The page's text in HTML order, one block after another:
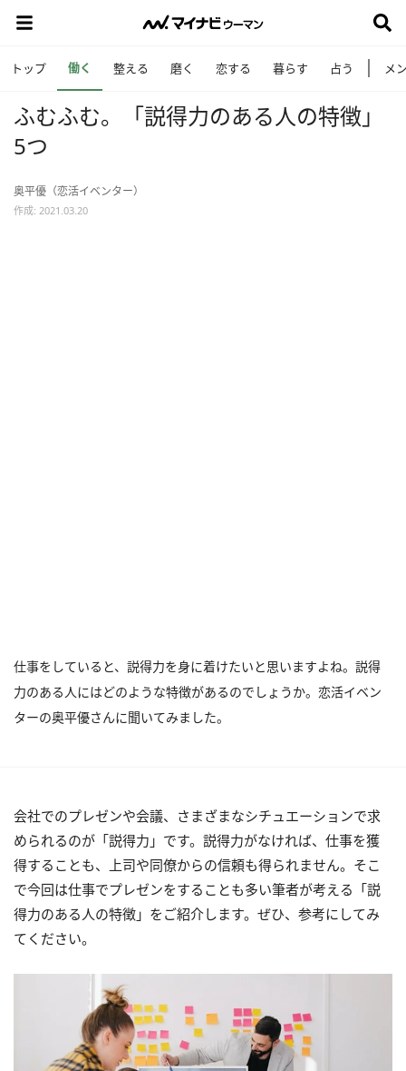
トップ 働く 整える 磨く 恋する 暮らす 占う メ
ふむふむ。「説得力のある人の特徴」
5つ
奥平優（恋活イベンター）
作成: 2021.03.20
仕事をしていると、説得力を身に着けたいと思いますよね。説得
力のある人にはどのような特徴があるのでしょうか。恋活イベン
ターの奥平優さんに聞いてみました。
会社でのプレゼンや会議、さまざまなシチュエーションで求
められるのが「説得力」です。説得力がなければ、仕事を獲
得することも、上司や同僚からの信頼も得られません。そこ
で今回は仕事でプレゼンをすることも多い筆者が考える「説
得力のある人の特徴」をご紹介します。ぜひ、参考にしてみ
てください。